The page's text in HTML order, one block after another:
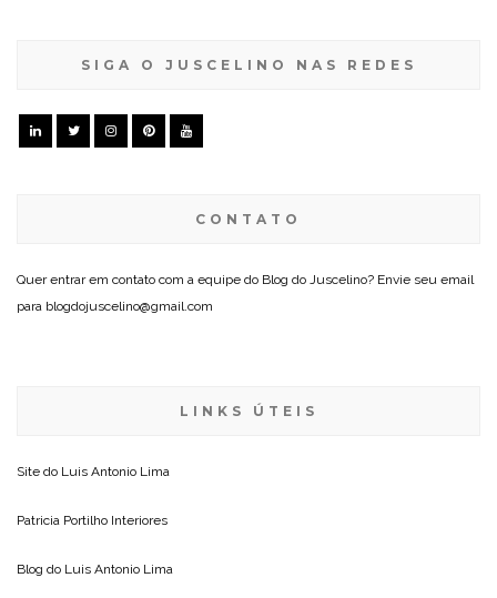
SIGA O JUSCELINO NAS REDES
CONTATO
Quer entrar em contato com a equipe do Blog do Juscelino? Envie seu email
para blogdojuscelino@gmail.com
LINKS ÚTEIS
Site do Luis Antonio Lima
Patricia Portilho Interiores
Blog do Luis Antonio Lima